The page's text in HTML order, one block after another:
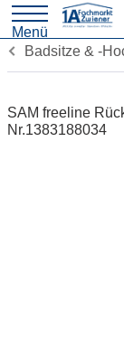
Menü
Badsitze & -
SAM freeline
Nr.1383188034